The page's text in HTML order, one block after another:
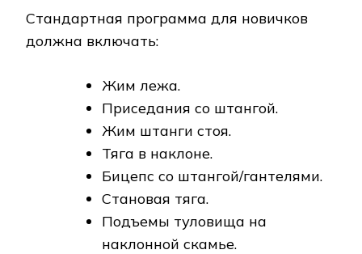
Стандартная программа для новичков
должна включать:
Жим лежа.
Приседания со штангой.
Жим штанги стоя.
Тяга в наклоне.
Бицепс со штангой/гантелями.
Становая тяга.
Подъемы туловища на
наклонной скамье.